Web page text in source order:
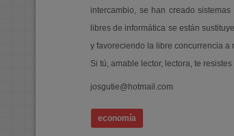
intercambio, se han creado
libres de informática se están
y favoreciendo la libre concurrencia a
Si tú, amable lector, lectora, te
josgutie@hotmail.com
economía